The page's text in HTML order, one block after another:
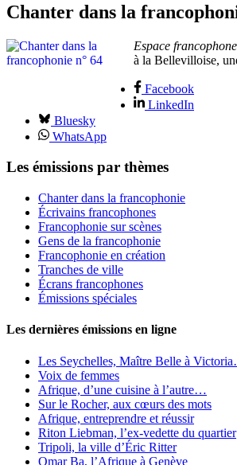
Chanter dans la
Espace francophone
à la Bellevilloise,
Facebook
LinkedIn
Bluesky
WhatsApp
Les émissions par thèmes
Chanter dans la francophonie
Écrivains francophones
Francophonie sur scènes
Gens de la francophonie
Francophonie en création
Tranches de ville
Écrans francophones
Émissions spéciales
Les dernières émissions en ligne
Les Seychelles, Maître Belle à
Voix de femmes
Afrique, d’une cuisine à l’autre…
Sur le Rocher, aux cœurs des mots
Afrique, entreprendre et réussir
Riton Liebman, l’ex-vedette du quartier
Tripoli, la ville d’Éric Ritter
Omar Ba, l’Afrique à Genève